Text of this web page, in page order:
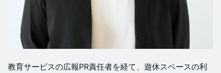
​教育サービスの広報PR責任者を経て、遊休スペースの利